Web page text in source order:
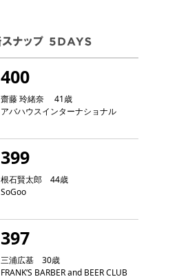
400
齋藤 玲緒奈 41歳
アバハウスインターナショナル
399
根石賢太郎 44歳
SoGoo
397
三浦広基 30歳
FRANK‘S BARBER and BEER CLUB